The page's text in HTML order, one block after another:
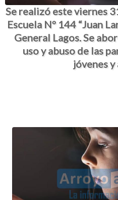
Se realizó este viernes
Escuela Nº 144 “Juan
General Lagos. Se
uso y abuso de las
jóvenes